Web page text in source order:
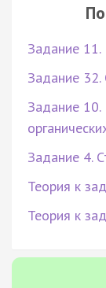
Задание
Задание 32.
Задание 10.
Задание 4.
Теория к
Теория к